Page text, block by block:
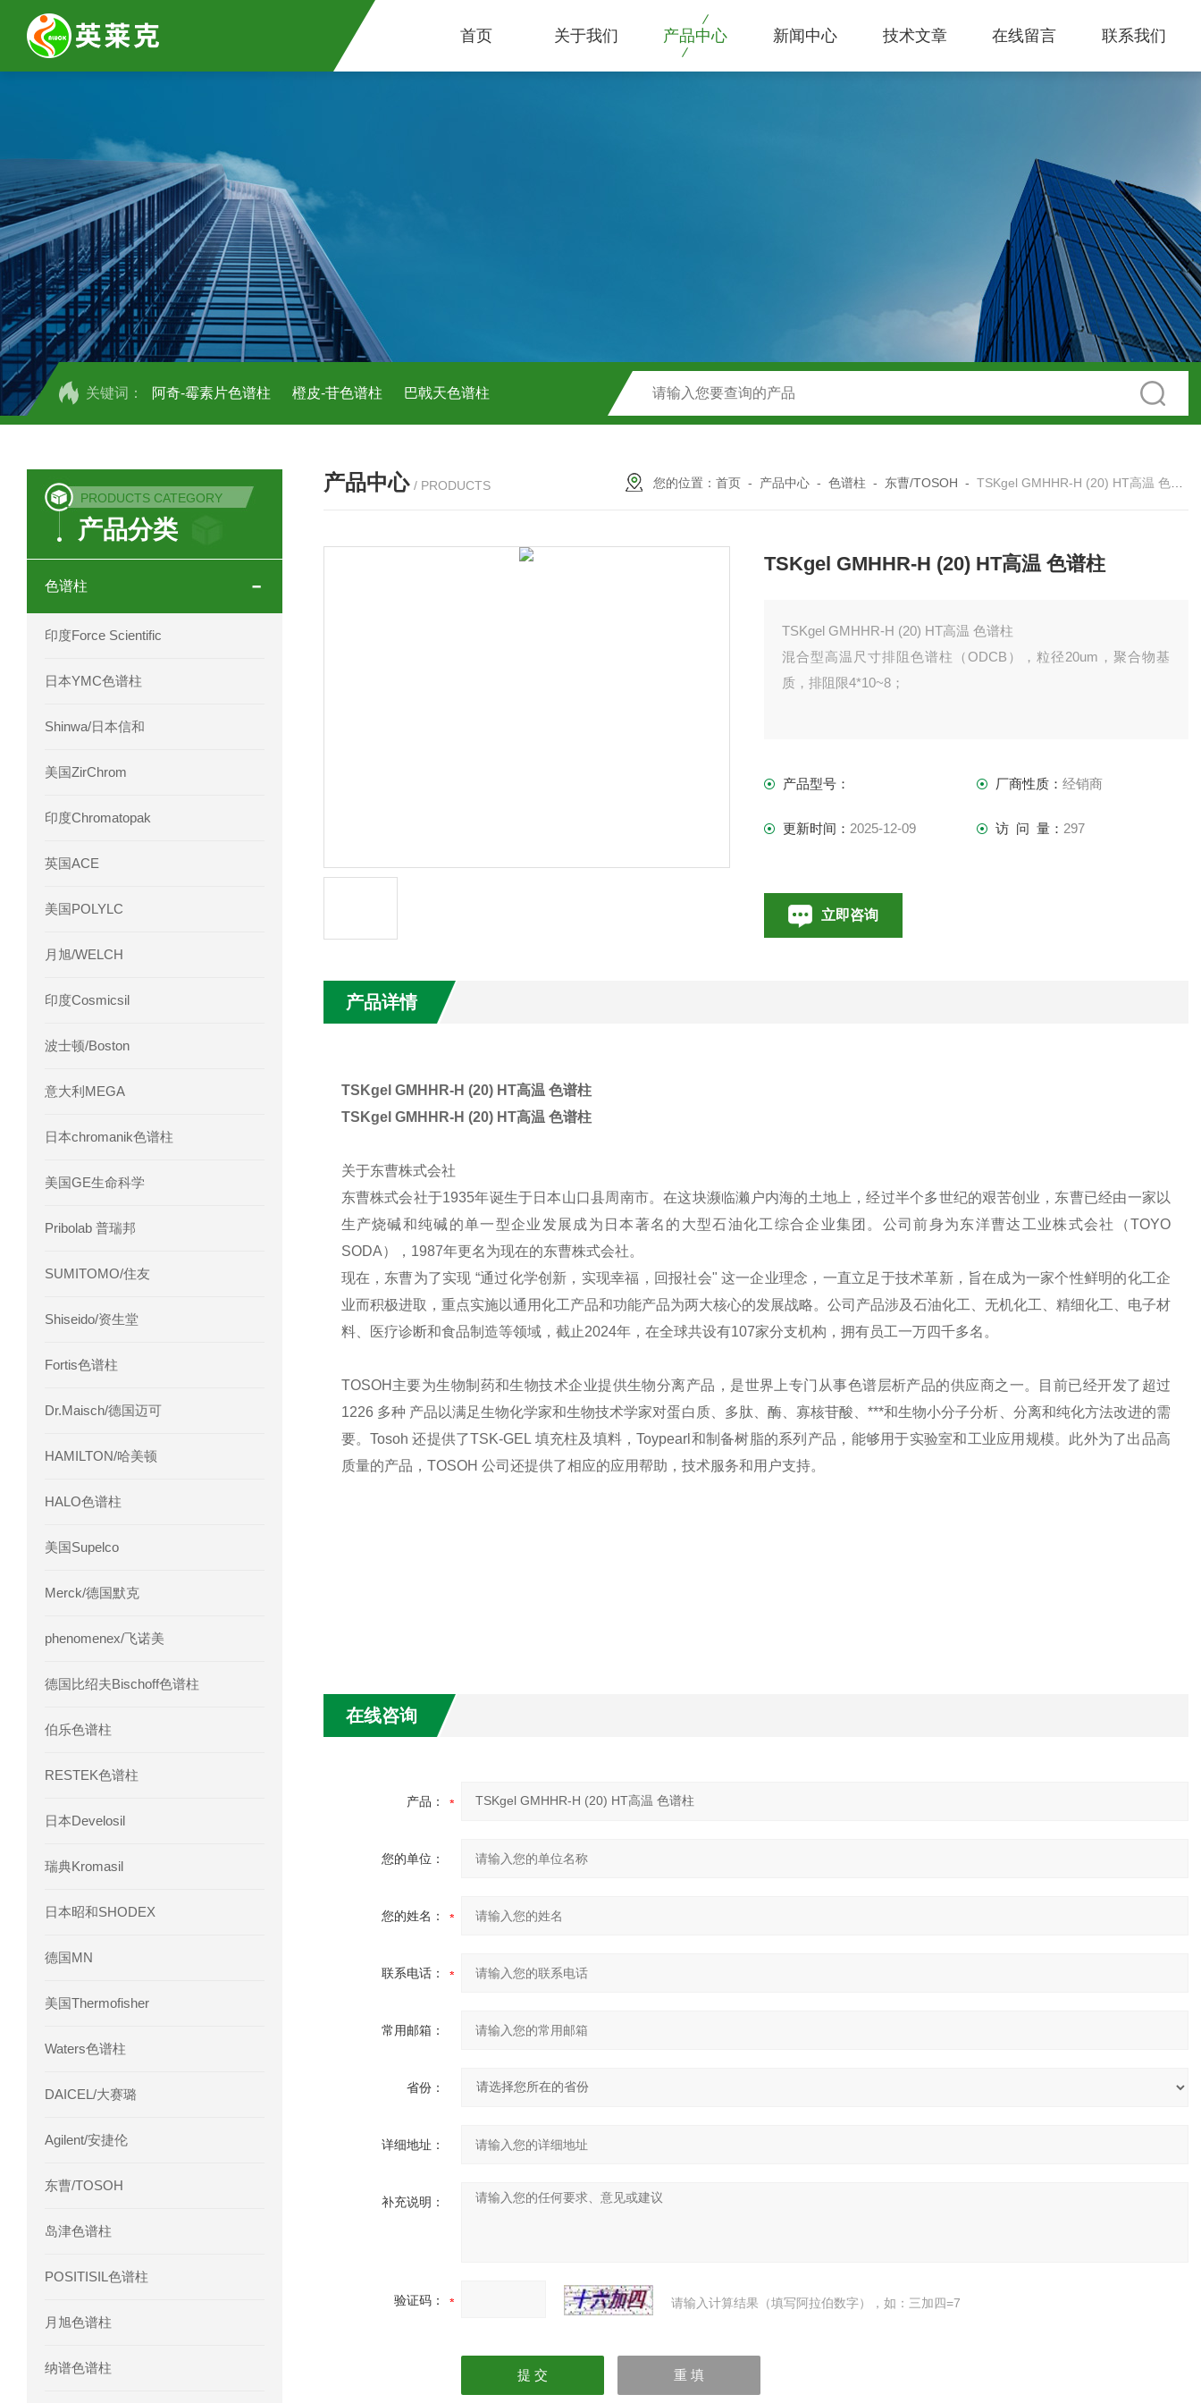
首页 关于我们 产品中心 新闻中心 技术文章 在线留言 联系我们
关键词： 阿奇-霉素片色谱柱 橙皮-苷色谱柱 巴戟天色谱柱
COSMOSIL 1.8PBr五溴苯基色谱柱 COSMOSIL 1.8PBr色谱柱
菟丝子 柠檬黄色谱柱
印度Force Scientific Rubitas色谱柱
PRODUCTS CATEGORY
产品分类
色谱柱
印度Force Scientific
日本YMC色谱柱
Shinwa/日本信和
美国ZirChrom
印度Chromatopak
英国ACE
美国POLYLC
月旭/WELCH
印度Cosmicsil
波士顿/Boston
意大利MEGA
日本chromanik色谱柱
美国GE生命科学
Pribolab 普瑞邦
SUMITOMO/住友
Shiseido/资生堂
Fortis色谱柱
Dr.Maisch/德国迈可
HAMILTON/哈美顿
HALO色谱柱
美国Supelco
Merck/德国默克
phenomenex/飞诺美
德国比绍夫Bischoff色谱柱
伯乐色谱柱
RESTEK色谱柱
日本Develosil
瑞典Kromasil
日本昭和SHODEX
德国MN
美国Thermofisher
Waters色谱柱
DAICEL/大赛璐
Agilent/安捷伦
东曹/TOSOH
岛津色谱柱
POSITISIL色谱柱
月旭色谱柱
纳谱色谱柱
产品中心 / PRODUCTS 您的位置：首页 - 产品中心 -色谱柱 - 东曹/TOSOH -TSKgel GMHHR-H (20) HT高温 色谱柱
TSKgel GMHHR-H (20) HT高温 色谱柱
TSKgel GMHHR-H (20) HT高温 色谱柱
混合型高温尺寸排阻色谱柱（ODCB），粒径20um，聚合物基
质，排阻限4*10~8；
产品型号： 厂商性质： 经销商
更新时间： 2025-12-09 访 问 量： 297
立即咨询
产品详情
TSKgel GMHHR-H (20) HT高温 色谱柱
TSKgel GMHHR-H (20) HT高温 色谱柱
关于东曹株式会社
东曹株式会社于1935年诞生于日本山口县周南市。在这块濒临濑户内海的土地上，经过半个多世纪的艰苦创业，东曹已经由一家以
生产烧碱和纯碱的单一型企业发展成为日本著名的大型石油化工综合企业集团。公司前身为东洋曹达工业株式会社（TOYO
SODA），1987年更名为现在的东曹株式会社。
现在，东曹为了实现 “通过化学创新，实现幸福，回报社会" 这一企业理念，一直立足于技术革新，旨在成为一家个性鲜明的化工企
业而积极进取，重点实施以通用化工产品和功能产品为两大核心的发展战略。公司产品涉及石油化工、无机化工、精细化工、电子材
料、医疗诊断和食品制造等领域，截止2024年，在全球共设有107家分支机构，拥有员工一万四千多名。
TOSOH主要为生物制药和生物技术企业提供生物分离产品，是世界上专门从事色谱层析产品的供应商之一。目前已经开发了超过
1226 多种 产品以满足生物化学家和生物技术学家对蛋白质、多肽、酶、寡核苷酸、***和生物小分子分析、分离和纯化方法改进的需
要。Tosoh 还提供了TSK-GEL 填充柱及填料，Toypearl和制备树脂的系列产品，能够用于实验室和工业应用规模。此外为了出品高
质量的产品，TOSOH 公司还提供了相应的应用帮助，技术服务和用户支持。
在线咨询
产品：
您的单位：
您的姓名：
联系电话：
常用邮箱：
省份：
详细地址：
补充说明：
验证码： 请输入计算结果（填写阿拉伯数字），如：三加四=7